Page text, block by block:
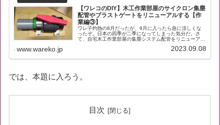
【ワレコのDIY】木工作業部屋のサイクロン集塵
配管やブラストゲートをリニューアルする【作
業編③】
ワレ子灼熱の8月だったが、9月に入ったら急に涼しくな
ったぞ。日本の四季が二季になってしまった気分だ。さ
て、自宅木工作業部屋の集塵システム配管をリニューアル
www.wareko.jp 2023.09.08
では、本題に入ろう。
目次